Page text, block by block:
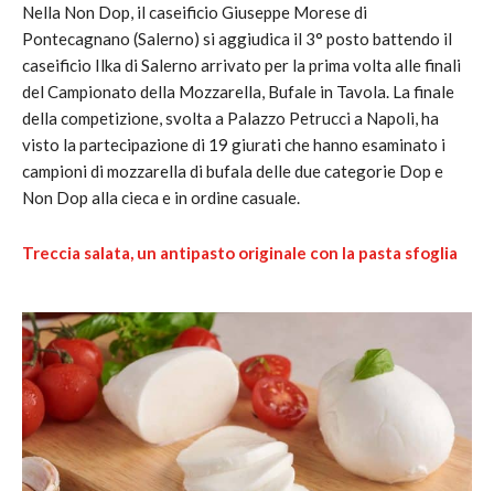
Nella Non Dop, il caseificio Giuseppe Morese di
Pontecagnano (Salerno) si aggiudica il 3° posto battendo il
caseificio Ilka di Salerno arrivato per la prima volta alle finali
del Campionato della Mozzarella, Bufale in Tavola. La finale
della competizione, svolta a Palazzo Petrucci a Napoli, ha
visto la partecipazione di 19 giurati che hanno esaminato i
campioni di mozzarella di bufala delle due categorie Dop e
Non Dop alla cieca e in ordine casuale.
Treccia salata, un antipasto originale con la pasta sfoglia